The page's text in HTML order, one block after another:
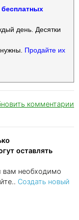
день. Десятки
Продайте их
комментарии
оставлять
вам необходимо
Создать новый